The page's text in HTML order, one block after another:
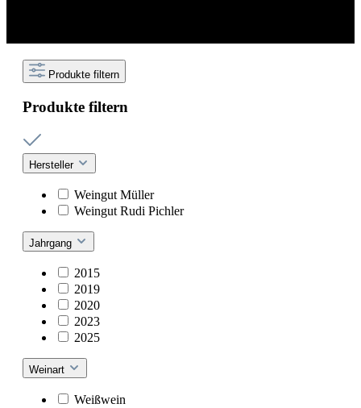
Produkte filtern
Produkte filtern
Hersteller
Weingut Müller
Weingut Rudi Pichler
Jahrgang
2015
2019
2020
2023
2025
Weinart
Weißwein